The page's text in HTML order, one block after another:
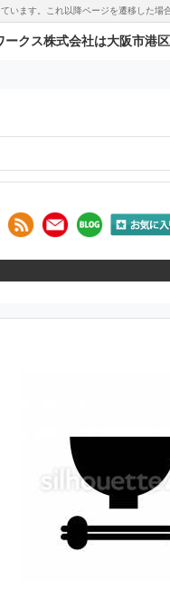
います。これ以降ページを遷移した
ークス株式会社は大阪市港